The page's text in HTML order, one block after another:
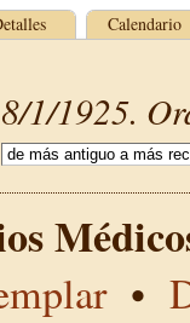
Calendario
1/1925.
•